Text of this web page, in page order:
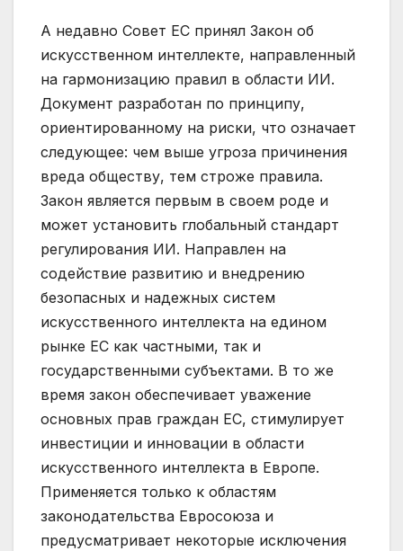
А недавно Совет ЕС принял Закон об
искусственном интеллекте, направленный
на гармонизацию правил в области ИИ.
Документ разработан по принципу,
ориентированному на риски, что означает
следующее: чем выше угроза причинения
вреда обществу, тем строже правила.
Закон является первым в своем роде и
может установить глобальный стандарт
регулирования ИИ. Направлен на
содействие развитию и внедрению
безопасных и надежных систем
искусственного интеллекта на едином
рынке ЕС как частными, так и
государственными субъектами. В то же
время закон обеспечивает уважение
основных прав граждан ЕС, стимулирует
инвестиции и инновации в области
искусственного интеллекта в Европе.
Применяется только к областям
законодательства Евросоюза и
предусматривает некоторые исключения